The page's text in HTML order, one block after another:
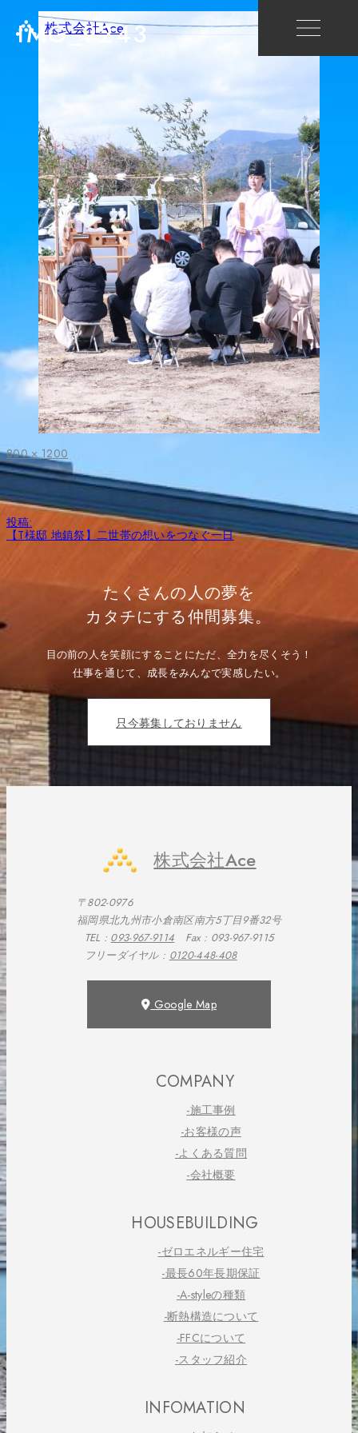
株式会社Ace
IMG_9243
フ
ル
サ
イ
ズ
800 × 1200
投
稿
ナ
ン
投稿:
【T様邸 地鎮祭】二世帯の想いをつなぐ一日
たくさんの人の夢を
カタチにする仲間募集。
目の前の人を笑顔にすることにただ、全力を尽くそう！
仕事を通じて、成長をみんなで実感したい。
只今募集しておりません
株式会社Ace
〒802-0976
福岡県北九州市小倉南区南方5丁目9番32号
TEL : 093-967-9114 Fax : 093-967-9115
フリーダイヤル : 0120-448-408
Google Map
COMPANY
-施工事例
-お客様の声
-よくある質問
-会社概要
HOUSEBUILDING
-ゼロエネルギー住宅
-最長60年長期保証
-A-styleの種類
-断熱構造について
-FFCについて
-スタッフ紹介
INFOMATION